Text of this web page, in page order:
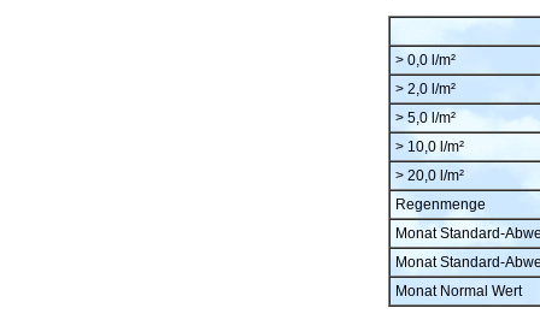
> 0,0 l/m²
> 2,0 l/m²
> 5,0 l/m²
> 10,0 l/m²
> 20,0 l/m²
Regenmenge
Monat Standard-
Monat Standard-
Monat Normal Wert